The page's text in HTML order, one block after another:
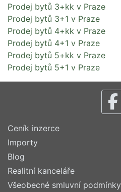
Prodej bytů 3+kk v Praze
Prodej bytů 3+1 v Praze
Prodej bytů 4+kk v Praze
Prodej bytů 4+1 v Praze
Prodej bytů 5+kk v Praze
Prodej bytů 5+1 v Praze
Ceník inzerce
Importy
Blog
Realitní kanceláře
Všeobecné smluvní podmínky